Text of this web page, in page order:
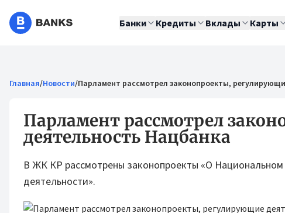
Банки Кредиты Вклады Карты
Главная/Новости/Парламент рассмотрел законопроекты,
Парламент рассмотрел
деятельность Нацбанка
В ЖК КР рассмотрены законопроекты «О
деятельности».